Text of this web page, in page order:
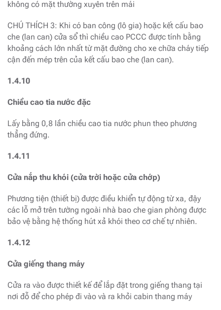
không có mặt thường xuyên trên mái
CHÚ THÍCH 3: Khi có ban công (lô gia) hoặc kết cấu bao
che (lan can) cửa sổ thì chiều cao PCCC được tính bằng
khoảng cách lớn nhất từ mặt đường cho xe chữa cháy tiếp
cận đến mép trên của kết cấu bao che (lan can).
1.4.10
Chiều cao tia nước đặc
Lấy bằng 0,8 lần chiều cao tia nước phun theo phương
thẳng đứng.
1.4.11
Cửa nắp thu khói (cửa trời hoặc cửa chớp)
Phương tiện (thiết bị) được điều khiển tự động từ xa, đậy
các lỗ mở trên tường ngoài nhà bao che gian phòng được
bảo vệ bằng hệ thống hút xả khói theo cơ chế tự nhiên.
1.4.12
Cửa giếng thang máy
Cửa ra vào được thiết kế để lắp đặt trong giếng thang tại
nơi đỗ để cho phép đi vào và ra khỏi cabin thang máy